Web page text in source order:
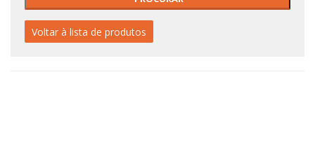
Voltar à lista de produtos